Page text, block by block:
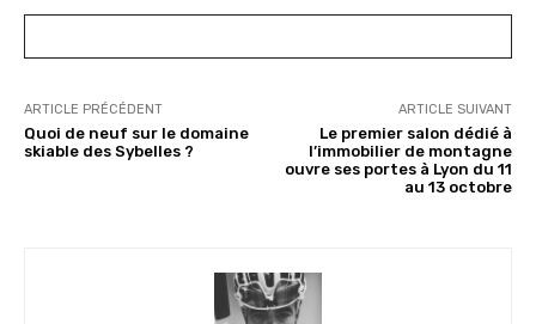
ARTICLE PRÉCÉDENT
Quoi de neuf sur le domaine
skiable des Sybelles ?
ARTICLE SUIVANT
Le premier salon dédié à
l’immobilier de montagne
ouvre ses portes à Lyon du 11
au 13 octobre